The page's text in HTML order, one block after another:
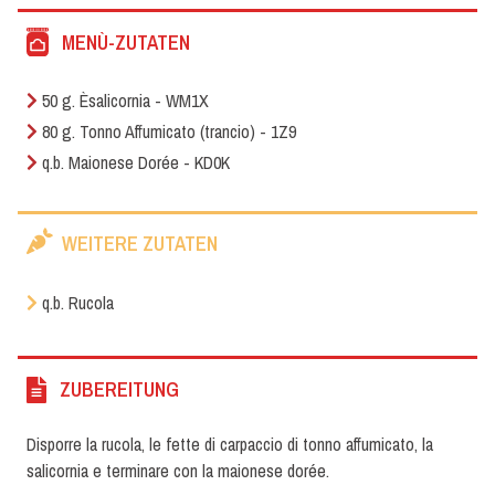
MENÙ-ZUTATEN
50 g. Èsalicornia - WM1X
80 g. Tonno Affumicato (trancio) - 1Z9
q.b. Maionese Dorée - KD0K
WEITERE ZUTATEN
q.b. Rucola
ZUBEREITUNG
Disporre la rucola, le fette di carpaccio di tonno affumicato, la
salicornia e terminare con la maionese dorée.